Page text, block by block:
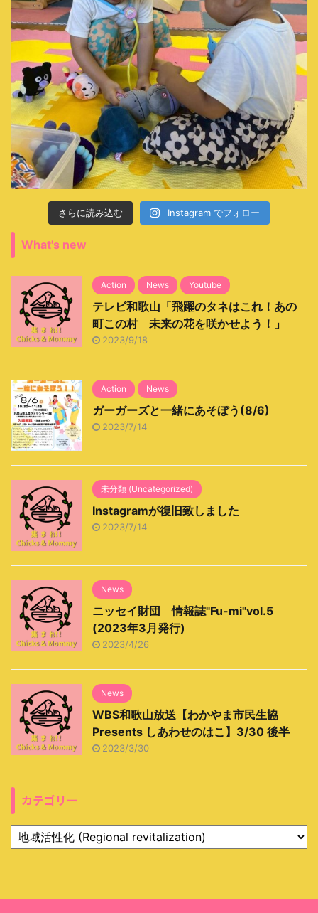
さらに読み込む Instagram でフォロー
What's new
Action News Youtube
テレビ和歌山「飛躍のタネはこれ！あの
町この村 未来の花を咲かせよう！」
2023/9/18
Action News
ガーガーズと一緒にあそぼう(8/6)
2023/7/14
未分類 (Uncategorized)
Instagramが復旧致しました
2023/7/14
News
ニッセイ財団 情報誌"Fu-mi"vol.5
(2023年3月発行)
2023/4/26
News
WBS和歌山放送【わかやま市民生協
Presents しあわせのはこ】3/30 後半
2023/3/30
カテゴリー